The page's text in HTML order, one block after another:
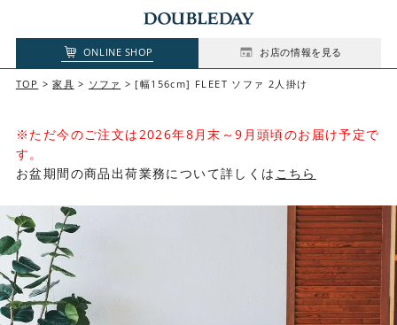
ONLINE SHOP お店の情報を見る
TOP 家具 ソファ [幅156cm] FLEET ソファ 2人掛け
※ただ今のご注文は2026年8月末～9月頭頃のお届け予定で
す。
お盆期間の商品出荷業務について詳しくは こちら